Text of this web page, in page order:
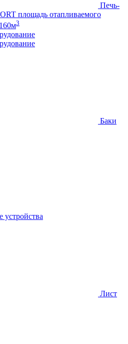
Печь-
площадь отапливаемого
3
Баки
устройства
Лист